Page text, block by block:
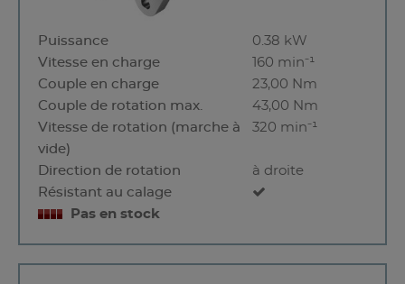
Puissance
0.38 kW
Vitesse en charge
160 min⁻¹
Couple en charge
23,00 Nm
Couple de rotation max.
43,00 Nm
Vitesse de rotation (marche à
vide)
320 min⁻¹
Direction de rotation
à droite
Résistant au calage
Pas en stock